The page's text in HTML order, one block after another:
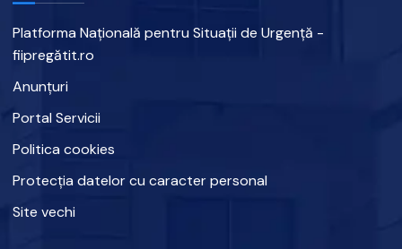
Platforma Națională pentru Situații de Urgență -
fiipregătit.ro
Anunțuri
Portal Servicii
Politica cookies
Protecția datelor cu caracter personal
Site vechi